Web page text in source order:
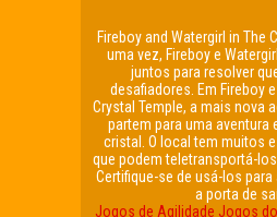
Fireboy and Watergirl in The
uma vez, Fireboy e
juntos para resolver
desafiadores. Em Fireboy
Crystal Temple, a mais nova
partem para uma aventura
cristal. O local tem muitos
que podem teletransportá-
Certifique-se de usá-los
a porta de
Jogos de Agilidade Jogos